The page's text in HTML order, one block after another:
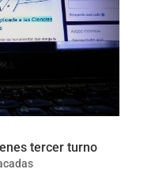
tercer turno